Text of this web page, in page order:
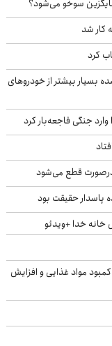
سوخو می‌شود؟
کار شد
کرد
بسیار بیشتر از خودروهای
جنگی فاجعه‌بار کرد
درصورت قطع می‌شود
پاسدار حقیقت بود
خانه خدا +ویدئو
۷۵ سال اخیر؛ خطر کمبود مواد غذایی و افزایش